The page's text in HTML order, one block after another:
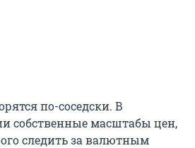
по-соседски. В
собственные масштабы цен,
следить за валютным